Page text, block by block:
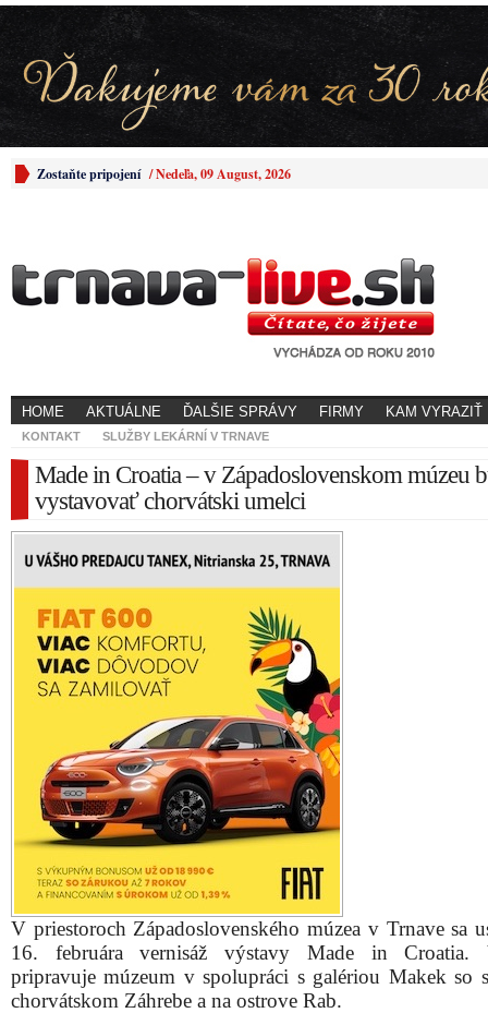
Zostaňte pripojení /Nedeľa, 09 August, 2026
HOME AKTUÁLNE ĎALŠIE SPRÁVY FIRMY KAM VYRAZIŤ
KONTAKT SLUŽBY LEKÁRNÍ V TRNAVE
Made in Croatia – v Západoslovenskom múzeu
vystavovať chorvátski umelci
V priestoroch Západoslovenského múzea v Trnave sa
16. februára vernisáž výstavy Made in Croatia.
pripravuje múzeum v spolupráci s galériou Makek so
chorvátskom Záhrebe a na ostrove Rab.